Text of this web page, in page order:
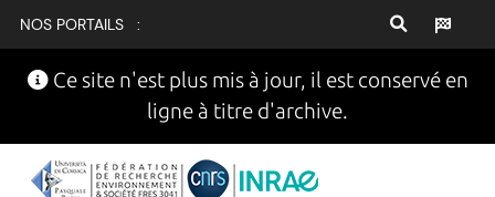
NOS PORTAILS :
Ce site n'est plus mis à jour, il est conservé en
ligne à titre d'archive.